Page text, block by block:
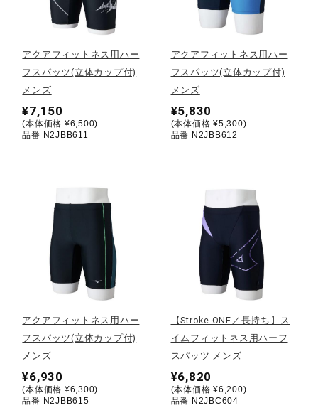
ウィンタースポーツ
ウォーキングシューズ
ライフスタイルグッズ
インナー
寝具／ミズノスリープ
アウトドア／レイン
サポーター
アクアフィットネス用ハー
フスパッツ(立体カップ付)
メンズ
¥7,150
(本体価格 ¥6,500)
品番 N2JBB611
アクアフィットネス用ハー
フスパッツ(立体カップ付)
メンズ
¥5,830
(本体価格 ¥5,300)
品番 N2JBB612
アクアフィットネス用ハー
フスパッツ(立体カップ付)
メンズ
¥6,930
(本体価格 ¥6,300)
品番 N2JBB615
【Stroke ONE／長持ち】ス
イムフィットネス用ハーフ
スパッツ メンズ
¥6,820
(本体価格 ¥6,200)
品番 N2JBC604